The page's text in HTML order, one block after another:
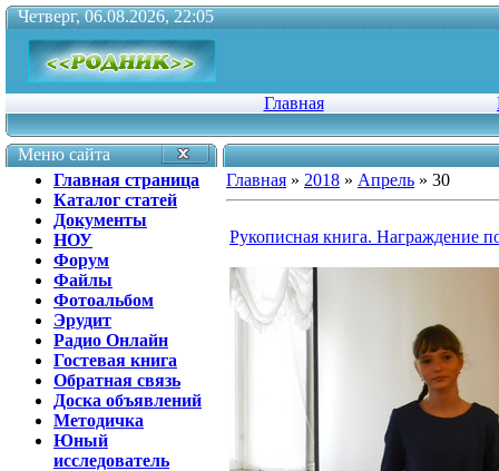
Четверг, 06.08.2026, 22:05
Главная
Меню сайта
Главная страница
Каталог статей
Документы
НОУ
Форум
Файлы
Фотоальбом
Эрудит
Радио Онлайн
Гостевая книга
Обратная связь
Доска объявлений
Методичка
Юный
исследователь
Главная » 2018 » Апрель » 30
Рукописная книга. Награждение